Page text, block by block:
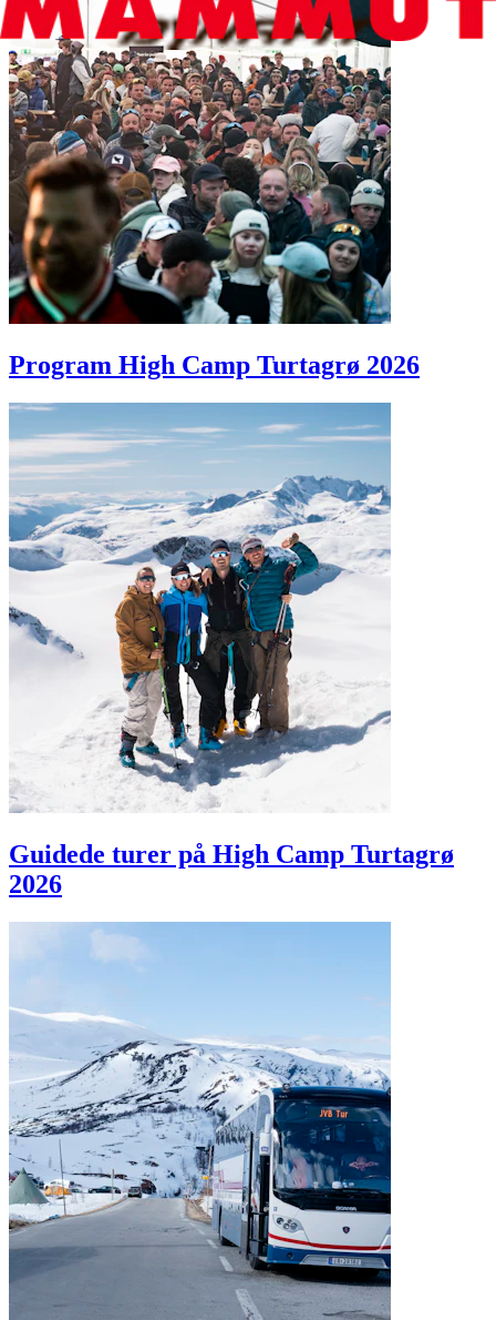
Program High Camp Turtagrø 2026
Guidede turer på High Camp Turtagrø
2026